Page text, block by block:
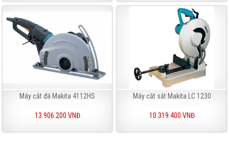
Máy cắt đá Makita 4112HS
13.906.200 VNĐ
Máy cắt sắt Makita LC 1230
10.319.400 VNĐ